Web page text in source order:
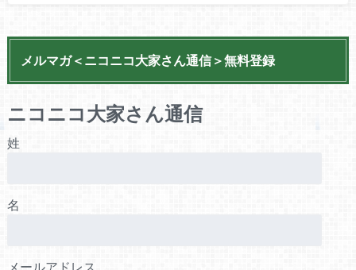
メルマガ＜ニコニコ大家さん通信＞無料登録
ニコニコ大家さん通信
姓
名
メールアドレス